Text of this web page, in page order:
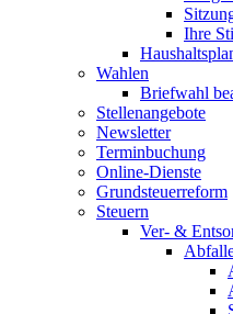
Ihre
Wahlen
Briefwahl
Stellenangebote
Newsletter
Terminbuchung
Online-Dienste
Grundsteuerreform
Steuern
Ver- &